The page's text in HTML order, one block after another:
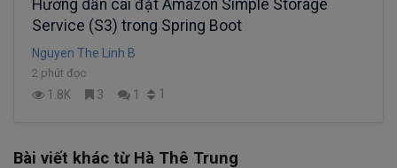
Hướng dẫn cài đặt Amazon Simple Storage
Service (S3) trong Spring Boot
Nguyen The Linh B
2 phút đọc
1.8K 3 1 1
Bài viết khác từ Hà Thê Trung